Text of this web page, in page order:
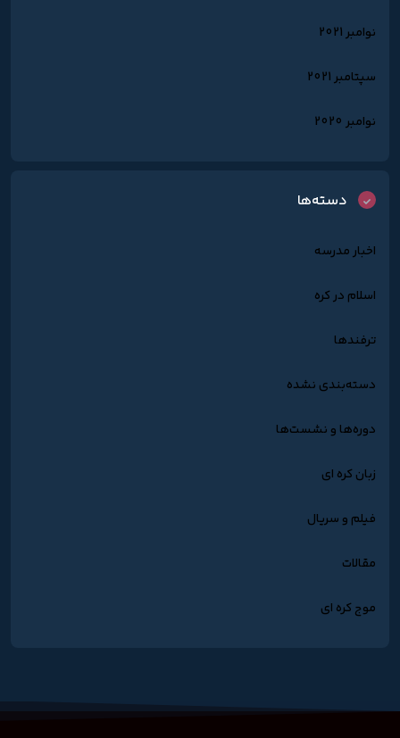
نوامبر 2021
سپتامبر 2021
نوامبر 2020
دسته‌ها
اخبار مدرسه
اسلام در کره
ترفندها
دسته‌بندی نشده
دوره‌ها و نشست‌ها
زبان کره ای
فیلم و سریال
مقالات
موج کره ای